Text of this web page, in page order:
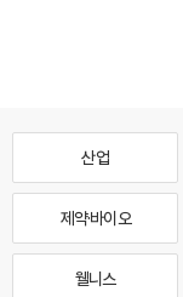
산업
제약·바이오
웰니스